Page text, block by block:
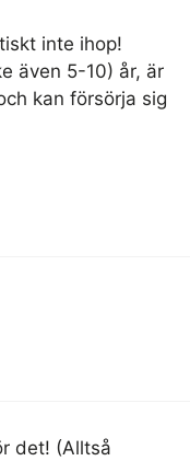
inte ihop!
även 5-10) år, är
kan försörja sig
det! (Alltså